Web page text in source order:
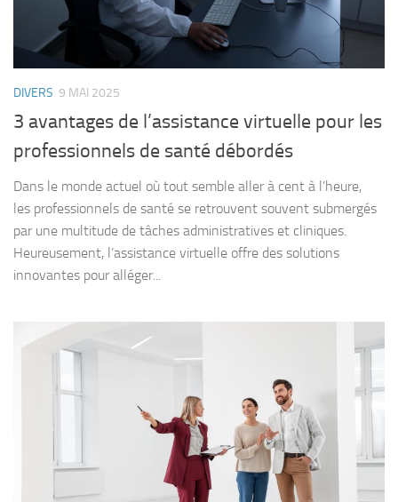
DIVERS 9 MAI 2025
3 avantages de l’assistance virtuelle pour les
professionnels de santé débordés
Dans le monde actuel où tout semble aller à cent à l’heure,
les professionnels de santé se retrouvent souvent submergés
par une multitude de tâches administratives et cliniques.
Heureusement, l’assistance virtuelle offre des solutions
innovantes pour alléger...